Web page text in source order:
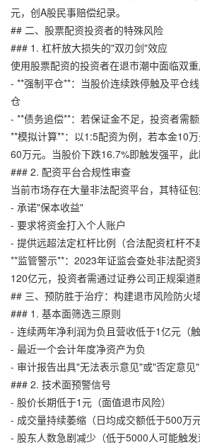
元，创A股民事赔偿纪录。
## 二、股票配资投资者的特殊风险
### 1. 杠杆放大损失的"双刃剑"效应
使用股票配资的投资者在退市潮中面临双重
- **强制平仓**：当股价连续跌停触及平仓
仓
- **债务追偿**：若保证金不足，投资者需
**模拟计算**：以1:5配资为例，若本金10
60万元。当股价下跌16.7%即触发强平，此
### 2. 配资平台合规性审查
当前市场存在大量非法配资平台，其特征包
- 承诺"保本收益"
- 要求将资金打入个人账户
- 提供远超法定杠杆比例（合法配资杠杆不
**监管警示**：2023年证监会查处非法配
120亿元，投资者需通过证券公司正规渠道
## 三、预防胜于治疗：构建退市风险防火
### 1. 基本面筛选三原则
- 连续两年净利润为负且营收低于1亿元（
- 最近一个会计年度净资产为负
- 审计报告出具"无法表示意见"或"否定意见"
### 2. 技术面预警信号
- 股价长期低于1元（面值退市风险）
- 成交量持续萎缩（日均成交额低于500万元
- 股东人数急剧减少（低于5000人可能触发